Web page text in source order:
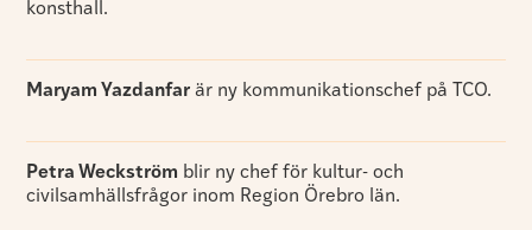
konsthall.
Maryam Yazdanfar är ny kommunikationschef på TCO.
Petra Weckström blir ny chef för kultur- och
civilsamhällsfrågor inom Region Örebro län.